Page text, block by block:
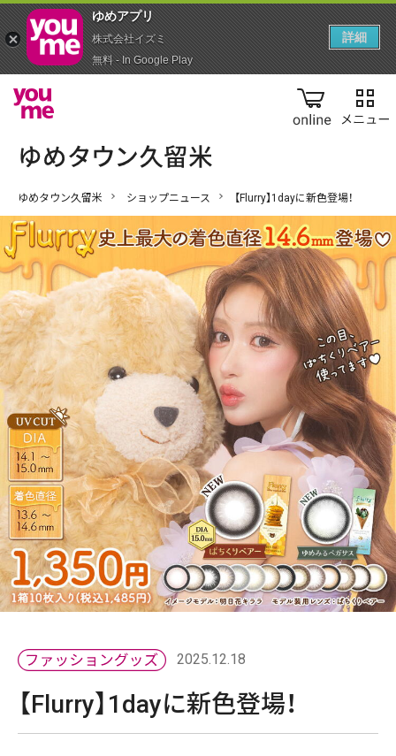
online
ゆめタウン久留米 ショップニュース 【Flurry】1dayに新色登場！
2025.12.18
【Flurry】1dayに新色登場！
ゆめアプ‪リ‬
株式会社イズミ
無料 - In Google Play
詳細